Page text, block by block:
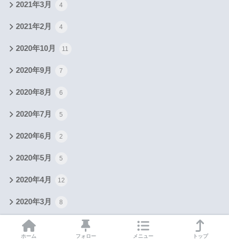
2021年3月 4
2021年2月 4
2020年10月 11
2020年9月 7
2020年8月 6
2020年7月 5
2020年6月 2
2020年5月 5
2020年4月 12
2020年3月 8
2020年2月
ホーム フォロー メニュー トップ